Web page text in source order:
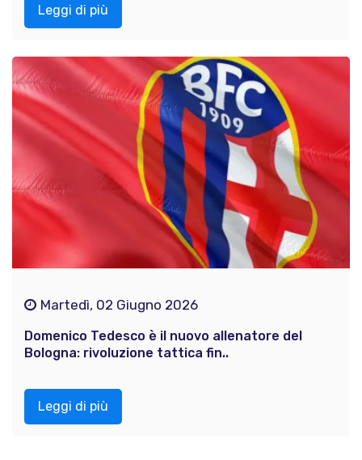
Leggi di più
Martedì, 02 Giugno 2026
Domenico Tedesco è il nuovo allenatore del
Bologna: rivoluzione tattica fin..
Leggi di più